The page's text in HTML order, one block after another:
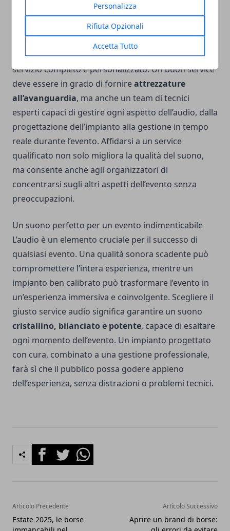
Personalizza
Rifiuta Opzionali
Accetta Tutto
Scegliere il giusto service audio per il proprio evento
Quando si tratta di unnoleggio service audio per
eventi a Roma
importante selezionare un fornitore che offra un
servizio completo e personalizzato. Un buon service
deve essere in grado di fornireattrezzature
all’avanguardia, ma anche un team di tecnici
esperti capaci di gestire ogni aspetto dell’audio, dalla
progettazione dell’impianto alla gestione in tempo
reale durante l’evento. Affidarsi a un service
qualificato non solo migliora la qualità del suono,
ma consente anche agli organizzatori di
concentrarsi sugli altri aspetti dell’evento senza
preoccupazioni.
Un suono perfetto per un evento indimenticabile
L’audio è un elemento cruciale per il successo di
qualsiasi evento. Una qualità sonora scadente può
compromettere l’intera esperienza, mentre un
impianto ben calibrato può trasformare l’evento in
un’esperienza immersiva e coinvolgente. Scegliere il
giusto service audio significa garantire un suono
cristallino, bilanciato e potente, capace di esaltare
ogni momento dell’evento. Un impianto progettato
con cura, combinato a una gestione professionale,
farà sì che il pubblico possa godere appieno
dell’esperienza, senza distrazioni o problemi tecnici.
FacebookTwitterWhatsapp
Articolo Precedente
Estate 2025, le borse
Articolo Successivo
Aprire un brand di borse: